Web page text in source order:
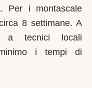
Per i montascale
8 settimane. A
a tecnici locali
i tempi di